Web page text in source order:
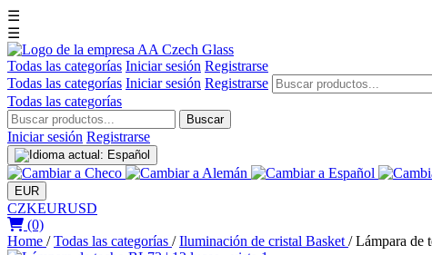
☰
☰
Todas las categorías Iniciar sesión Registrarse
Todas las categorías Iniciar sesión Registrarse
Todas las categorías
Buscar
Iniciar sesión Registrarse
EUR
CZKEURUSD
(0)
Home / Todas las categorías / Iluminación de cristal Basket / Lámpara de